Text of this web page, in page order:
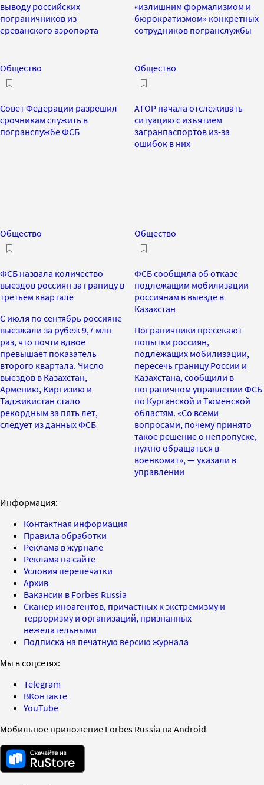
выводу российских
пограничников из
ереванского аэропорта
«излишним формализмом и
бюрократизмом» конкретных
сотрудников погранслужбы
Общество
Совет Федерации разрешил
срочникам служить в
погранслужбе ФСБ
Общество
АТОР начала отслеживать
ситуацию с изъятием
загранпаспортов из-за
ошибок в них
Общество
ФСБ назвала количество
выездов россиян за границу в
третьем квартале
С июля по сентябрь россияне
выезжали за рубеж 9,7 млн
раз, что почти вдвое
превышает показатель
второго квартала. Число
выездов в Казахстан,
Армению, Киргизию и
Таджикистан стало
рекордным за пять лет,
следует из данных ФСБ
Общество
ФСБ сообщила об отказе
подлежащим мобилизации
россиянам в выезде в
Казахстан
Пограничники пресекают
попытки россиян,
подлежащих мобилизации,
пересечь границу России и
Казахстана, сообщили в
пограничном управлении ФСБ
по Курганской и Тюменской
областям. «Со всеми
вопросами, почему принято
такое решение о непропуске,
нужно обращаться в
военкомат», — указали в
управлении
Информация:
Контактная информация
Правила обработки
Реклама в журнале
Реклама на сайте
Условия перепечатки
Архив
Вакансии в Forbes Russia
Сканер иноагентов, причастных к экстремизму и
терроризму и организаций, признанных
нежелательными
Подписка на печатную версию журнала
Мы в соцсетях:
Telegram
ВКонтакте
YouTube
Мобильное приложение Forbes Russia на Android